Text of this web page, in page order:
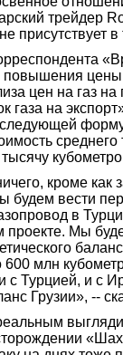
трейдер
присутствует
цены
цен на газ на
газа на
кроме как
будем вести
в
проекте. Мы
600 млн
с Турцией, и с
Грузии», --